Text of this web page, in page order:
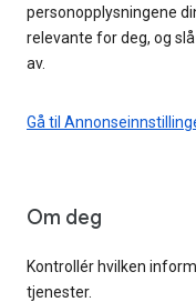
personopplysningene
relevante for deg, og
av.
Gå til
Om deg
Kontrollér hvilken
tjenester.